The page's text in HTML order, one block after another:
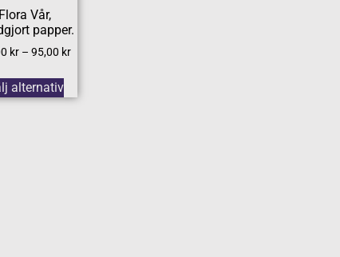
Flora Vår,
papper.
kr – 95,00 kr
alternativ